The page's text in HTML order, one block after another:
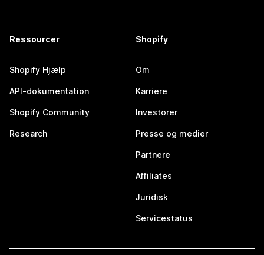
Ressourcer
Shopify Hjælp
API-dokumentation
Shopify Community
Research
Shopify
Om
Karriere
Investorer
Presse og medier
Partnere
Affiliates
Juridisk
Servicestatus